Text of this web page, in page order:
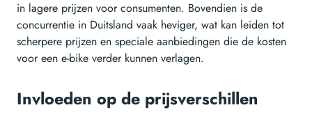
in lagere prijzen voor consumenten. Bovendien is de
concurrentie in Duitsland vaak heviger, wat kan leiden tot
scherpere prijzen en speciale aanbiedingen die de kosten
voor een e-bike verder kunnen verlagen.
Invloeden op de prijsverschillen